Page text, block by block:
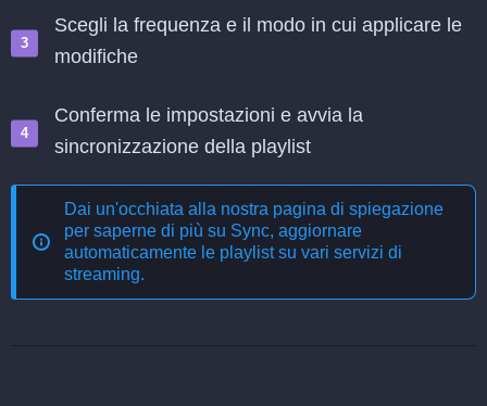
Scegli la frequenza e il modo in cui applicare le
modifiche
Conferma le impostazioni e avvia la
sincronizzazione della playlist
Dai un'occhiata alla nostra pagina di spiegazione
per saperne di più su Sync, aggiornare
automaticamente le playlist su vari servizi di
streaming.